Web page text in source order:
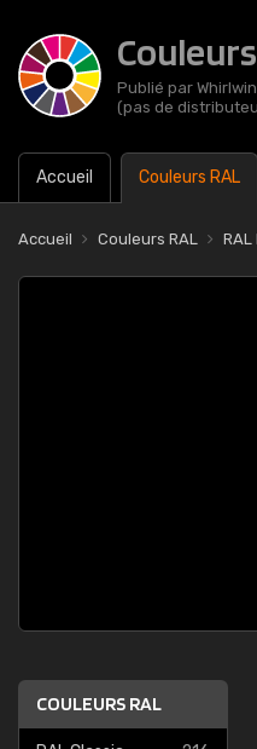
Couleurs
Publié par
(pas de
Accueil Couleurs RAL
Accueil Couleurs RAL
COULEURS RAL